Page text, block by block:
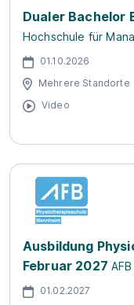
Dualer Bachelor
Hochschule für
01.10.2026
Mehrere Standorte
Video
Ausbildung
Februar 2027
01.02.2027